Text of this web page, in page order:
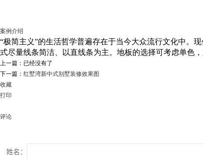
案例介绍
“极简主义”的生活哲学普遍存在于当今大众流行文化中。
式尽量线条简洁、以直线条为主。地板的选择可考虑单色
上一篇：已经没有了
下一篇： 红墅湾新中式别墅装修效果图
收藏
打印
评论